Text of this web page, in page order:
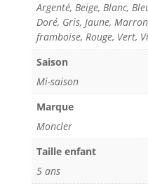
Argenté, Beige, Blanc,
Doré, Gris, Jaune,
framboise, Rouge, Vert,
Saison
Mi-saison
Marque
Moncler
Taille enfant
5 ans